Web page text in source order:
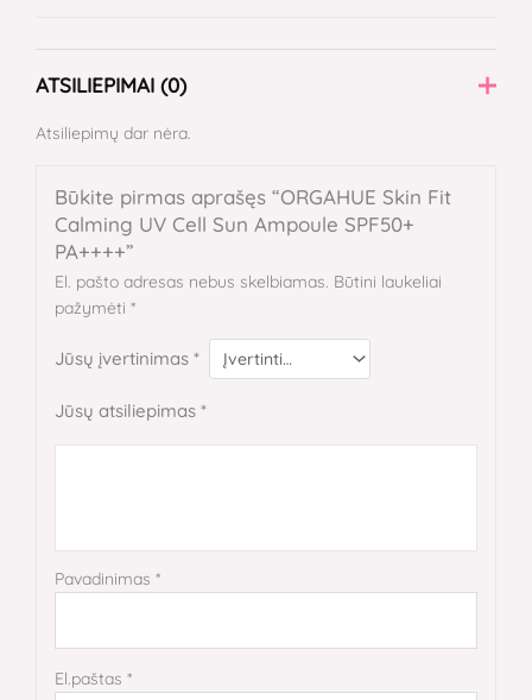
ATSILIEPIMAI (0)
Atsiliepimų dar nėra.
Būkite pirmas aprašęs “ORGAHUE Skin Fit
Calming UV Cell Sun Ampoule SPF50+
PA++++”
El. pašto adresas nebus skelbiamas. Būtini laukeliai
pažymėti *
Jūsų įvertinimas *
Jūsų atsiliepimas *
Pavadinimas *
El.paštas *